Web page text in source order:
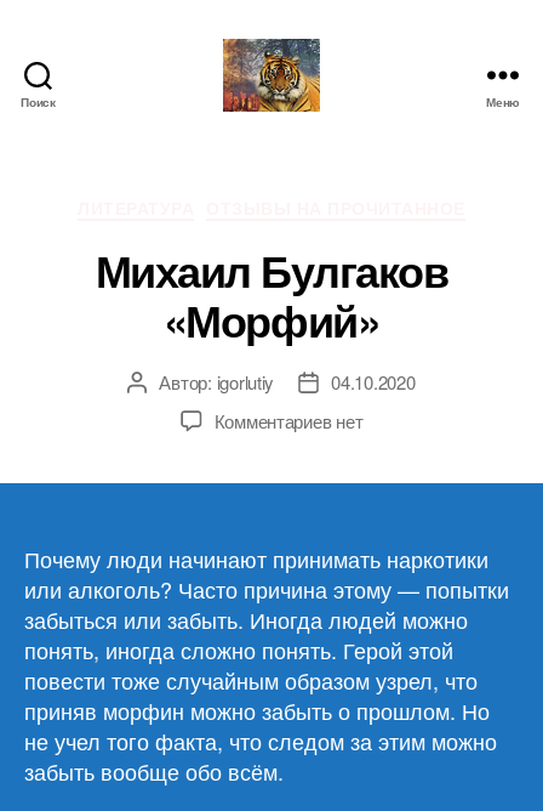
Поиск Меню
Михаил Булгаков
«Морфий»
Автор
записи
Автор: igorlutiy
Дата04.10.2020
Комментариевк
нет
Почему люди начинают принимать наркотики
или алкоголь? Часто причина этому — попытки
забыться или забыть. Иногда людей можно
понять, иногда сложно понять. Герой этой
повести тоже случайным образом узрел, что
приняв морфин можно забыть о прошлом. Но
не учел того факта, что следом за этим можно
забыть вообще обо всём.